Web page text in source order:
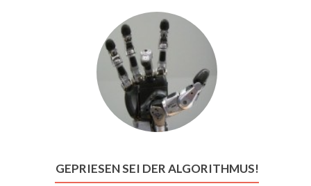
GEPRIESEN SEI DER ALGORITHMUS!